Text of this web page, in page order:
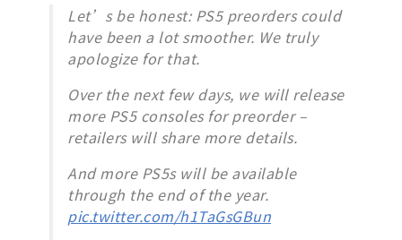
Let’s be honest: PS5 preorders could
have been a lot smoother. We truly
apologize for that.
Over the next few days, we will release
more PS5 consoles for preorder –
retailers will share more details.
And more PS5s will be available
through the end of the year.
pic.twitter.com/h1TaGsGBun